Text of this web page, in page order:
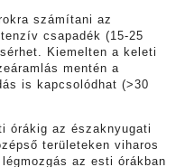
számítani az
csapadék (15-25
Kiemelten a keleti
mentén a
is kapcsolódhat (>30
órákig az északnyugati
területeken viharos
az esti órákban